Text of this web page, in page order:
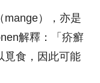
mange），亦是
解釋：「疥癬
覓食，因此可能